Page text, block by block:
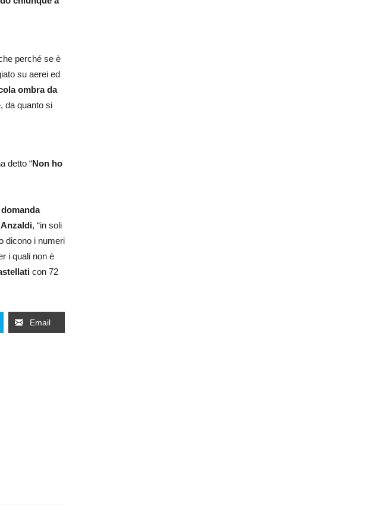
perché se è
su aerei ed
ombra da
da quanto si
detto “Non ho
, “in soli
dicono i numeri
i quali non è
con 72
Email